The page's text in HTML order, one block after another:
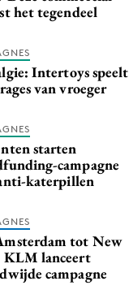
het tegendeel
Intertoys speelt
van vroeger
starten
campagne
katerpillen
tot New
lanceert
campagne